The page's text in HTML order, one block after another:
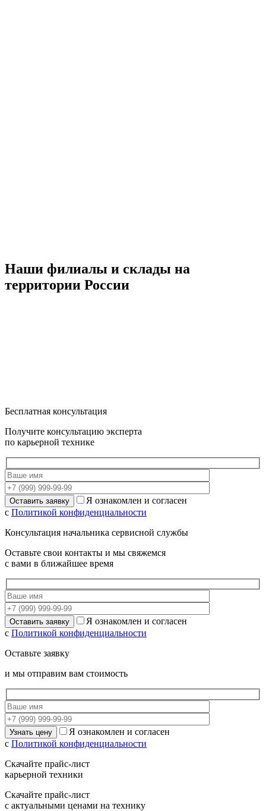
Наши филиалы и склады на
территории России
Бесплатная консультация
Получите консультацию эксперта
по карьерной технике
Я ознакомлен и согласен
с Политикой конфиденциальности
Консультация начальника сервисной службы
Оставьте свои контакты и мы свяжемся
с вами в ближайшее время
Я ознакомлен и согласен
с Политикой конфиденциальности
Оставьте заявку
и мы отправим вам стоимость
Я ознакомлен и согласен
с Политикой конфиденциальности
Скачайте прайс-лист
карьерной техники
Скачайте прайс-лист
с актуальными ценами на технику